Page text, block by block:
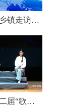
唐宁深入乡镇走访调研
湘乡市第二届“歌声飞扬·乐享湘乡”歌唱比赛圆满收官